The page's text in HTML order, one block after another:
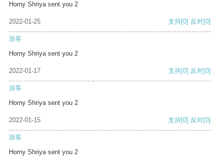
Horny Shriya sent you 2
2022-01-25 支持[0] 反对[0]
游客
Horny Shriya sent you 2
2022-01-17 支持[0] 反对[0]
游客
Horny Shriya sent you 2
2022-01-15 支持[0] 反对[0]
游客
Horny Shriya sent you 2